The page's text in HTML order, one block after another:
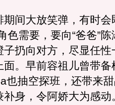
大放笑弹，有时会
色需要，要向“爸爸”
扔向对方，尽显任性
。早前容祖儿曾带备
也抽空探班，还带来
身，令阿娇大为感动